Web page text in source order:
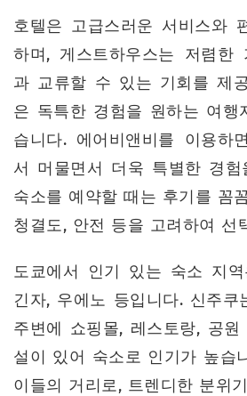
호텔은 고급스러운 서비스와
하며, 게스트하우스는 저렴한
과 교류할 수 있는 기회를 제
은 독특한 경험을 원하는 여행
습니다. 에어비앤비를 이용하
서 머물면서 더욱 특별한 경
숙소를 예약할 때는 후기를 꼼
청결도, 안전 등을 고려하여 선
도쿄에서 인기 있는 숙소 지
긴자, 우에노 등입니다. 신주쿠
주변에 쇼핑몰, 레스토랑, 공
설이 있어 숙소로 인기가 높습
이들의 거리로, 트렌디한 분위